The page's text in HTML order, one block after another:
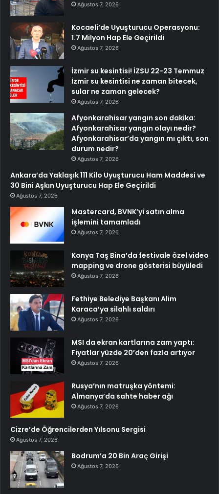
Ağustos 7, 2026
Kocaeli’de Uyuşturucu Operasyonu:
1.7 Milyon Hap Ele Geçirildi
Ağustos 7, 2026
İzmir su kesintisi! İZSU 22-23 Temmuz
İzmir su kesintisi ne zaman bitecek,
sular ne zaman gelecek?
Ağustos 7, 2026
Afyonkarahisar yangın son dakika:
Afyonkarahisar yangın olayı nedir?
Afyonkarahisar’da yangın mı çıktı, son
durum nedir?
Ağustos 7, 2026
Ankara’da Yaklaşık 111 Kilo Uyuşturucu Ham Maddesi ve
30 Bini Aşkın Uyuşturucu Hap Ele Geçirildi
Ağustos 7, 2026
Mastercard, BVNK’yi satın alma
işlemini tamamladı
Ağustos 7, 2026
Konya Taş Bina’da festivale özel video
mapping ve drone gösterisi büyüledi
Ağustos 7, 2026
Fethiye Belediye Başkanı Alim
Karaca’ya silahlı saldırı
Ağustos 7, 2026
MSI da ekran kartlarına zam yaptı:
Fiyatlar yüzde 20’den fazla artıyor
Ağustos 7, 2026
Rusya’nın matruşka yöntemi:
Almanya’da sahte haber ağı
Ağustos 7, 2026
Cizre’de Öğrencilerden Yılsonu Sergisi
Ağustos 7, 2026
Bodrum’a 20 Bin Araç Girişi
Ağustos 7, 2026